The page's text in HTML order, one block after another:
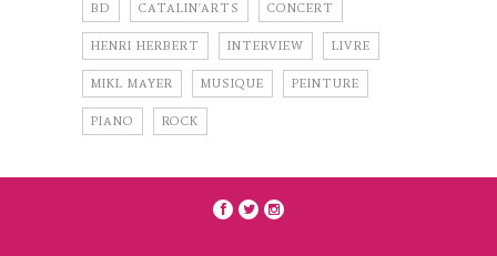
BD CATALIN'ARTS CONCERT
HENRI HERBERT INTERVIEW LIVRE
MIKL MAYER MUSIQUE PEINTURE
PIANO ROCK